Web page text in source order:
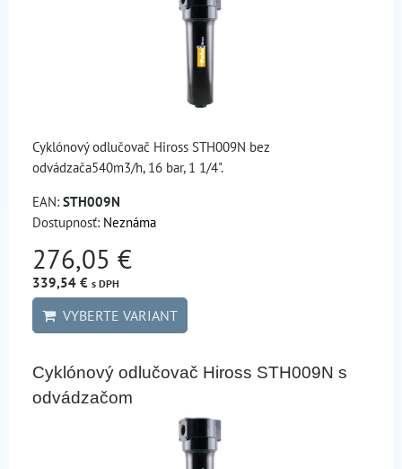
Cyklónový odlučovač Hiross STH009N bez
odvádzača540m3/h, 16 bar, 1 1/4".
EAN: STH009N
Dostupnosť: Neznáma
276,05 €
339,54 € s DPH
VYBERTE VARIANT
Cyklónový odlučovač Hiross STH009N s
odvádzačom